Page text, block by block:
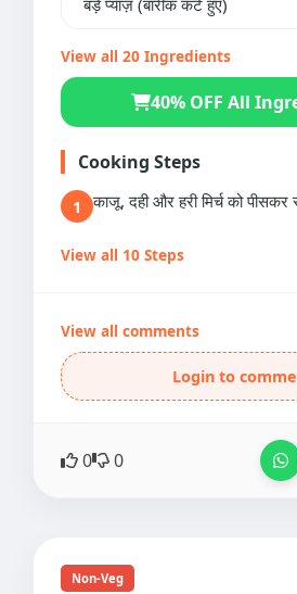
बड़े प्याज़ (बारीक कटे हुए)
View all 20 Ingredients
40% OFF All
Cooking Steps
1 काजू, दही और हरी मिर्च को
View all 10 Steps
View all comments
Login to
0 0
Non-Veg